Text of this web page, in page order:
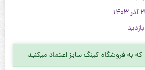
به فروشگاه کینگ سایز اعتماد میکنید